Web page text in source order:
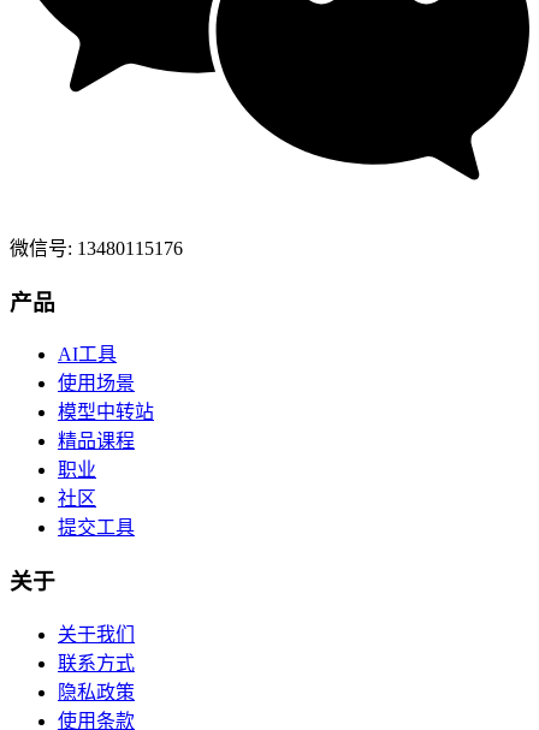
微信号: 13480115176
产品
AI工具
使用场景
模型中转站
精品课程
职业
社区
提交工具
关于
关于我们
联系方式
隐私政策
使用条款